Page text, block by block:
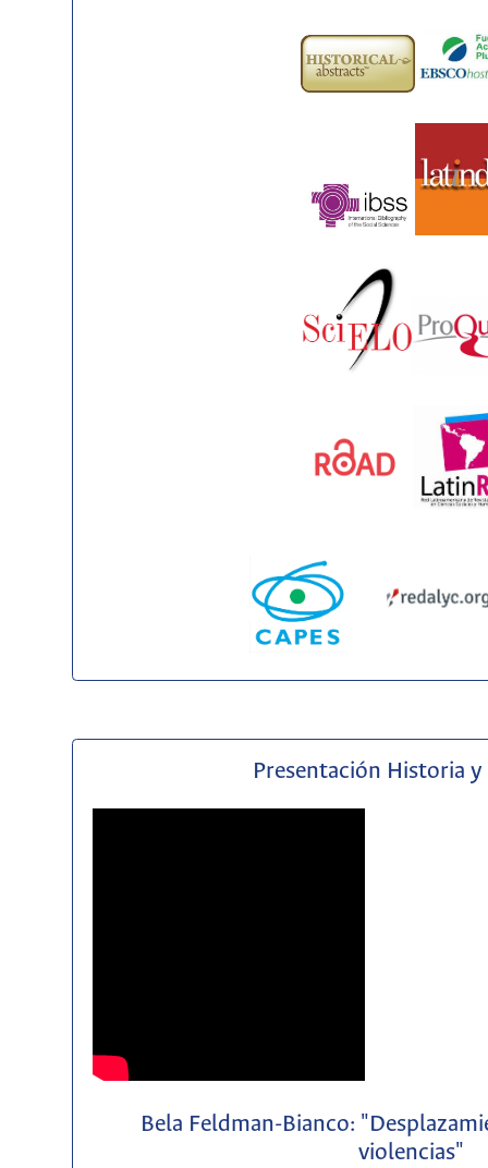
Presentación Historia y
Bela Feldman-Bianco:
violencias"